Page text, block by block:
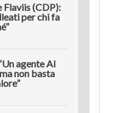
Flaviis (CDP):
per chi fa
agente AI
non basta